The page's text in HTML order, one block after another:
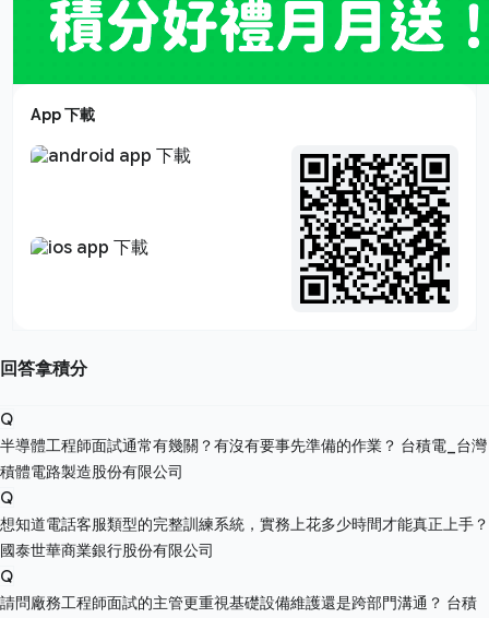
App 下載
回答拿積分
Q
半導體工程師面試通常有幾關？有沒有要事先準備的作業？ 台積電_台灣
積體電路製造股份有限公司
Q
想知道電話客服類型的完整訓練系統，實務上花多少時間才能真正上手？
國泰世華商業銀行股份有限公司
Q
請問廠務工程師面試的主管更重視基礎設備維護還是跨部門溝通？ 台積